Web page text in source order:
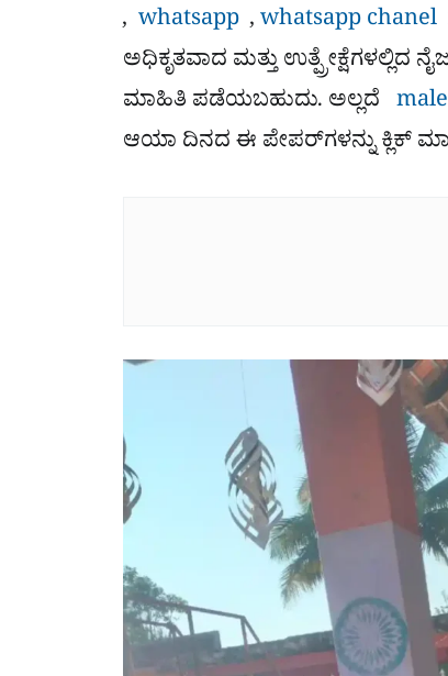
, whatsapp ,whatsapp chanel
ಅಧಿಕೃತವಾದ ಮತ್ತು ಉತ್ಪ್ರೇಕ್ಷೆಗಳಲ್ಲಿದ
ಮಾಹಿತಿ ಪಡೆಯಬಹುದು. ಅಲ್ಲದೆ
ಆಯಾ ದಿನದ ಈ ಪೇಪರ್​ಗಳನ್ನು ಕ್ಲಿಕ್